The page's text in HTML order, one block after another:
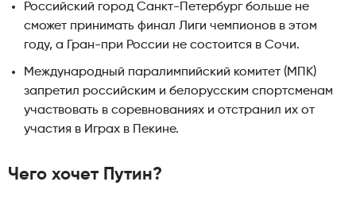
Российский город Санкт-Петербург больше не
сможет принимать финал Лиги чемпионов в этом
году, а Гран-при России не состоится в Сочи.
Международный паралимпийский комитет (МПК)
запретил российским и белорусским спортсменам
участвовать в соревнованиях и отстранил их от
участия в Играх в Пекине.
Чего хочет Путин?